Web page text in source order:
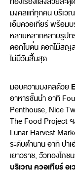
มงคลแก่ทุกคน บริเว
เอ็มควอเทียร์ พร้อม
หลายหลากหลายรูป
ดอกโบตั๋น ดอกไม้สัญ
ไม่มีวันสิ้นสุด
มอบความมงคลด้วย
อาหารชั้นนำ อาทิ
Penthouse, Nice
The Food Project ฯ
Lunar Harvest
ระดับตำนาน อาทิ ปา
เยาวราช, วัวทองโภ
บริเวณ ควอเทียร์ อ